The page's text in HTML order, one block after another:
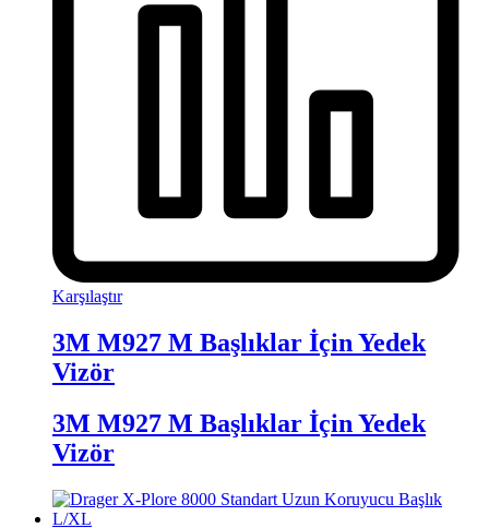
Karşılaştır
3M M927 M Başlıklar İçin Yedek
Vizör
3M M927 M Başlıklar İçin Yedek
Vizör